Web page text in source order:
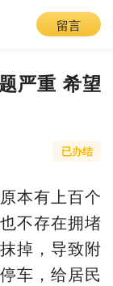
留言
严重 希望
已办结
本有上百个
不存在拥堵
掉，导致附
车，给居民